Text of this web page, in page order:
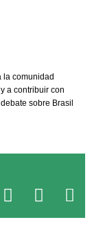
la comunidad
a contribuir con
sobre Brasil